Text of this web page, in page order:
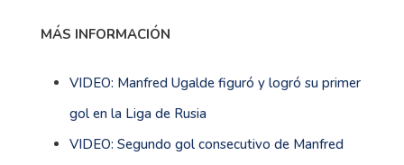
MÁS INFORMACIÓN
VIDEO: Manfred Ugalde figuró y logró su primer
gol en la Liga de Rusia
VIDEO: Segundo gol consecutivo de Manfred